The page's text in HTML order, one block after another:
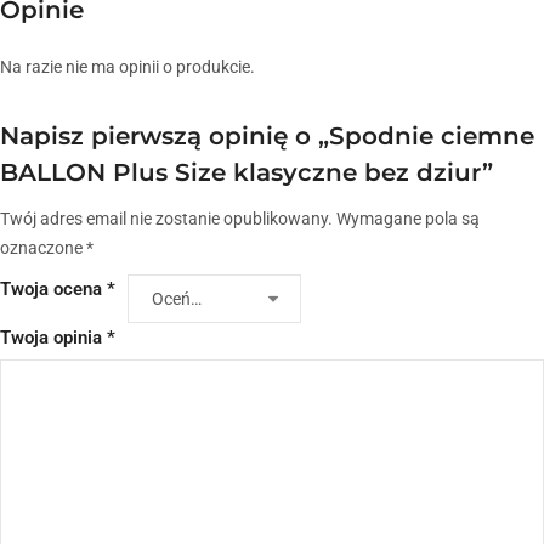
Opinie
Na razie nie ma opinii o produkcie.
Napisz pierwszą opinię o „Spodnie ciemne
BALLON Plus Size klasyczne bez dziur”
Twój adres email nie zostanie opublikowany. Wymagane pola są
oznaczone*
Twoja ocena *
Twoja opinia *